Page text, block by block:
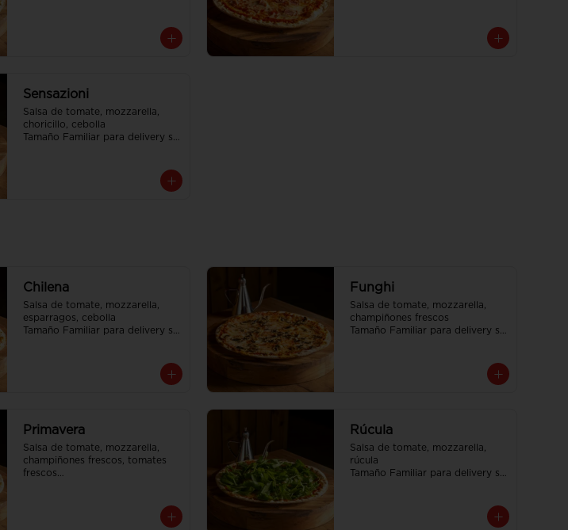
Sensazioni
Salsa de tomate, mozzarella,
choricillo, cebolla
Tamaño Familiar para delivery se
Chilena
Salsa de tomate, mozzarella,
esparragos, cebolla
Tamaño Familiar para delivery se
Funghi
Salsa de tomate, mozzarella,
champiñones frescos
Tamaño Familiar para delivery se
Primavera
Salsa de tomate, mozzarella,
champiñones frescos, tomates
frescos
Rúcula
Salsa de tomate, mozzarella,
rúcula
Tamaño Familiar para delivery se